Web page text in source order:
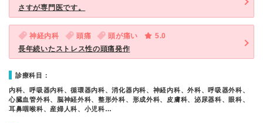
さすが専門医です。
神経内科 頭痛 頭が痛い
5.0
長年続いたストレス性の頭痛発作
診療科目：
内科、呼吸器内科、循環器内科、消化器内科、神経内科、外科、呼吸器外科、
心臓血管外科、脳神経外科、整形外科、形成外科、皮膚科、泌尿器科、眼科、
耳鼻咽喉科、産婦人科、小児科…